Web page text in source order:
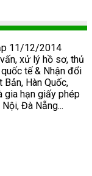
11/12/2014
xử lý hồ sơ, thủ
tế & Nhận đổi
Hàn Quốc,
gia hạn giấy phép
Đà Nẵng...